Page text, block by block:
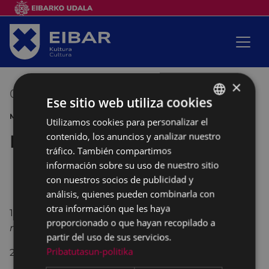
01/07/2017
MÚSICA FIESTAS INFANTIL
Fiestas de Amaña
19:00.-
Actuación de los mejores payasos del
mundo:Pirritx, Porrotx y Mari Motots.
20:30.- Chocolatada, para todos los niños y niñas.
BASQUE
SPANISH
×
Ese sitio web utiliza cookies
Utilizamos cookies para personalizar el
contenido, los anuncios y analizar nuestro
tráfico. También compartimos
información sobre su uso de nuestro sitio
con nuestros socios de publicidad y
análisis, quienes pueden combinarla con
otra información que les haya
proporcionado o que hayan recopilado a
partir del uso de sus servicios.
Pribatutasun-politika